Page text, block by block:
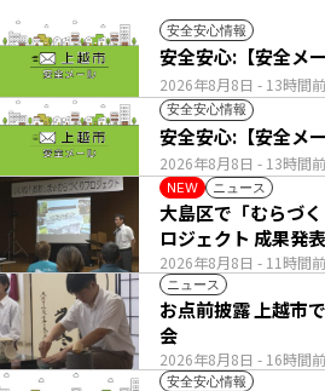
安全安心情報
2026年8月8日 - 13時間前
安全安心:【安全メ
安全安心情報
2026年8月8日 - 13時間前
安全安心:【安全メ
NEW ニュース
2026年8月8日 - 11時間前
大島区で「むらづ
ロジェクト 成果発
ニュース
2026年8月8日 - 16時間前
お点前披露 上越市
会
安全安心情報